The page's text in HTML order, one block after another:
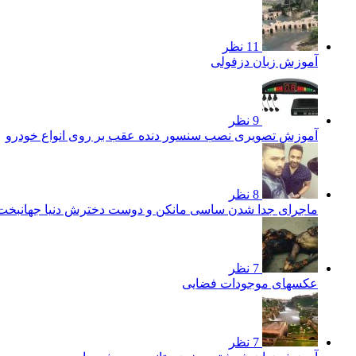
11 نظر
آموزش زبان دزفولی
9 نظر
آموزش تصویری نصب سنسور دنده عقب بر روی انواع خودرو
8 نظر
ماجرای جدا شدن ساسی مانکن و دوست دخترش دنیا
7 نظر
عکسهای موجودات فضایی
7 نظر